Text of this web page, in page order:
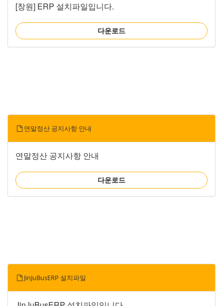
[창원] ERP 설치파일입니다.
다운로드
연말정산 공지사항 안내
연말정산 공지사항 안내
다운로드
JinJuBusERP 설치파일